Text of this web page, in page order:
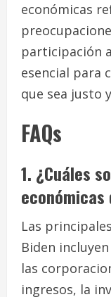
económicas
participación
esencial para
que sea justo
FAQs
1. ¿Cuáles
económicas
Las
Biden
las
ingresos, la